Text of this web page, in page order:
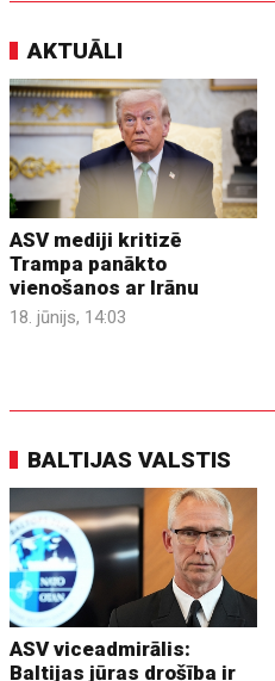
AKTUĀLI
ASV mediji kritizē
Trampa panākto
vienošanos ar Irānu
18. jūnijs, 14:03
BALTIJAS VALSTIS
ASV viceadmirālis:
Baltijas jūras drošība ir